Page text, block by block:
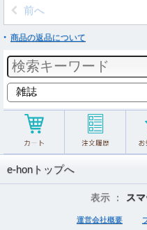
前へ
商品の返品について
e-honトップへ
表示 ： ス
運営会社概要